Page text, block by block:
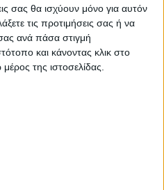
σας θα ισχύουν μόνο για αυτόν
τις προτιμήσεις σας ή να
ανά πάσα στιγμή
και κάνοντας κλικ στο
της ιστοσελίδας.
στον
που δυστυχώς όσο
είχε